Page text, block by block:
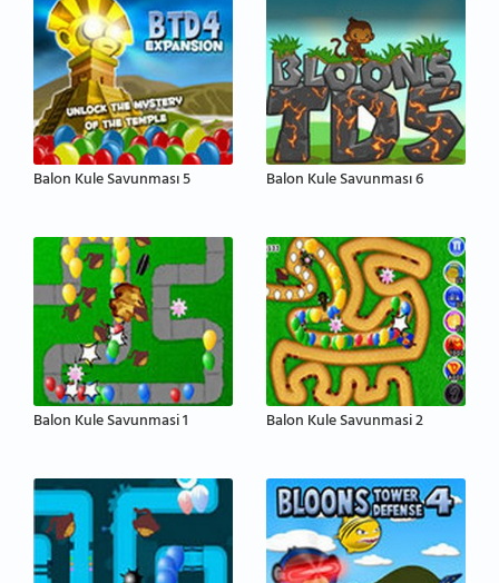
Balon Kule Savunması 5 Balon Kule Savunması 6
Balon Kule Savunmasi 1 Balon Kule Savunmasi 2